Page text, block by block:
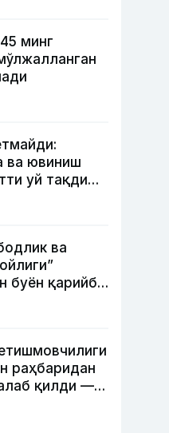
минг
ва ювиниш
уй тақдим
ва
буён қарийб
раҳбаридан
қилди —